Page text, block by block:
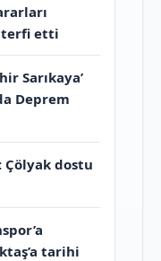
terfi etti
Sarıkaya’
Deprem
Çölyak dostu
tarihi